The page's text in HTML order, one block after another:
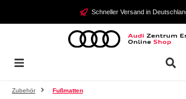
Zum Hauptinhalt springen Schneller Versand in
Zubehör Fußmatten